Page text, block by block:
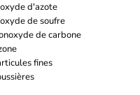
d'azote
de soufre
de carbone
fines